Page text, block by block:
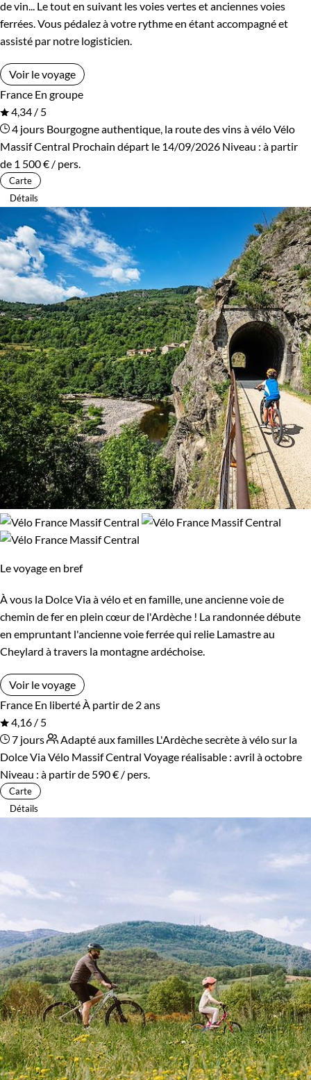
de vin... Le tout en suivant les voies vertes et anciennes voies
ferrées. Vous pédalez à votre rythme en étant accompagné et
assisté par notre logisticien.
Voir le voyage
France En groupe
4,34 / 5
4 jours Bourgogne authentique, la route des vins à véloVélo
Massif Central Prochain départ le 14/09/2026 Niveau : à partir
de 1 500 € / pers.
Carte
Détails
Le voyage en bref
À vous la Dolce Via à vélo et en famille, une ancienne voie de
chemin de fer en plein cœur de l'Ardèche ! La randonnée débute
en empruntant l'ancienne voie ferrée qui relie Lamastre au
Cheylard à travers la montagne ardéchoise.
Voir le voyage
France En liberté À partir de 2 ans
4,16 / 5
7 jours
Adapté aux familles L'Ardèche secrète à vélo sur la
Dolce ViaVélo Massif Central Voyage réalisable : avril à octobre
Niveau : à partir de 590 € / pers.
Carte
Détails